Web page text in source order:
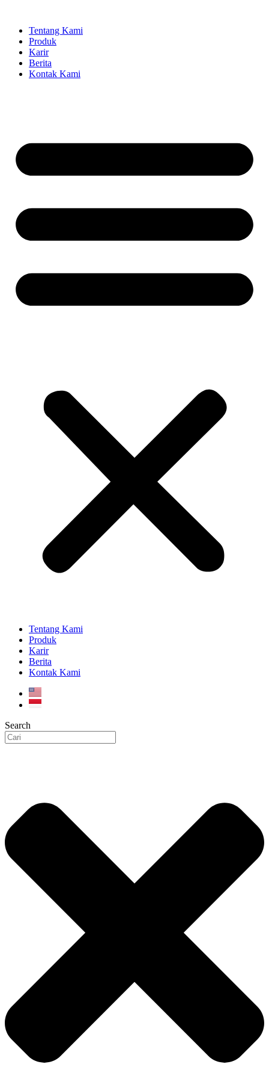
kontenTentang Kami
Produk
Karir
Berita
Kontak Kami
Tentang Kami
Produk
Karir
Berita
Kontak Kami
Search